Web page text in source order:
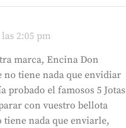
2:05 pm
marca, Encina Don
no tiene nada que envidiar
probado el famosos 5 Jotas
con vuestro bellota
tiene nada que enviarle,